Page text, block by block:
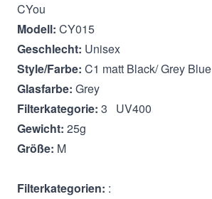
CYou
Modell: CY015
Geschlecht: Unisex
Style/Farbe: C1 matt Black/ Grey Blue
Glasfarbe: Grey
Filterkategorie: 3 UV400
Gewicht: 25g
Größe: M
Filterkategorien: :